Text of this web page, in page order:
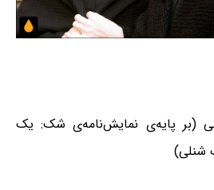
(بر پایه‌ی نمایش‌نامه‌ی شک: یک
شنلی)